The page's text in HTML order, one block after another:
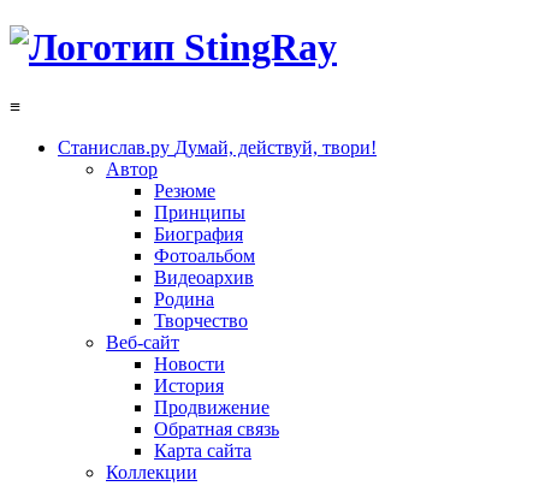
≡
Станислав.ру Думай, действуй, твори!
Автор
Резюме
Принципы
Биография
Фотоальбом
Видеоархив
Родина
Творчество
Веб-сайт
Новости
История
Продвижение
Обратная связь
Карта сайта
Коллекции